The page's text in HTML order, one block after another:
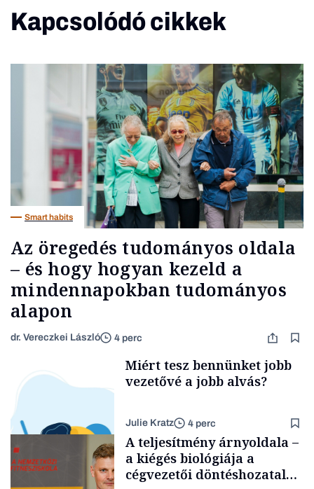
Kapcsolódó cikkek
Smart habits
Az öregedés tudományos oldala
– és hogy hogyan kezeld a
mindennapokban tudományos
alapon
dr. Vereczkei László 4 perc
Miért tesz bennünket jobb
vezetővé a jobb alvás?
Julie Kratz 4 perc
A teljesítmény árnyoldala –
a kiégés biológiája a
cégvezetői döntéshozatal